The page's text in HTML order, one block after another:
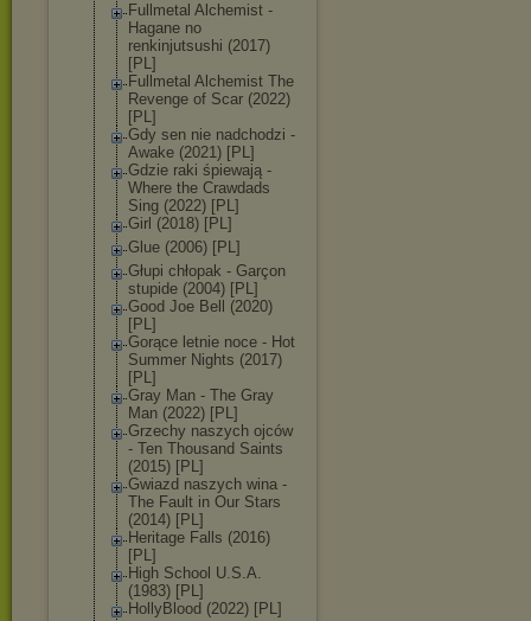
Fullmetal Alchemist -
Hagane no
renkinjutsushi (2017)
[PL]
Fullmetal Alchemist The
Revenge of Scar (2022)
[PL]
Gdy sen nie nadchodzi -
Awake (2021) [PL]
Gdzie raki śpiewają -
Where the Crawdads
Sing (2022) [PL]
Girl (2018) [PL]
Glue (2006) [PL]
Głupi chłopak - Garçon
stupide (2004) [PL]
Good Joe Bell (2020)
[PL]
Gorące letnie noce - Hot
Summer Nights (2017)
[PL]
Gray Man - The Gray
Man (2022) [PL]
Grzechy naszych ojców
- Ten Thousand Saints
(2015) [PL]
Gwiazd naszych wina -
The Fault in Our Stars
(2014) [PL]
Heritage Falls (2016)
[PL]
High School U.S.A.
(1983) [PL]
HollyBlood (2022) [PL]